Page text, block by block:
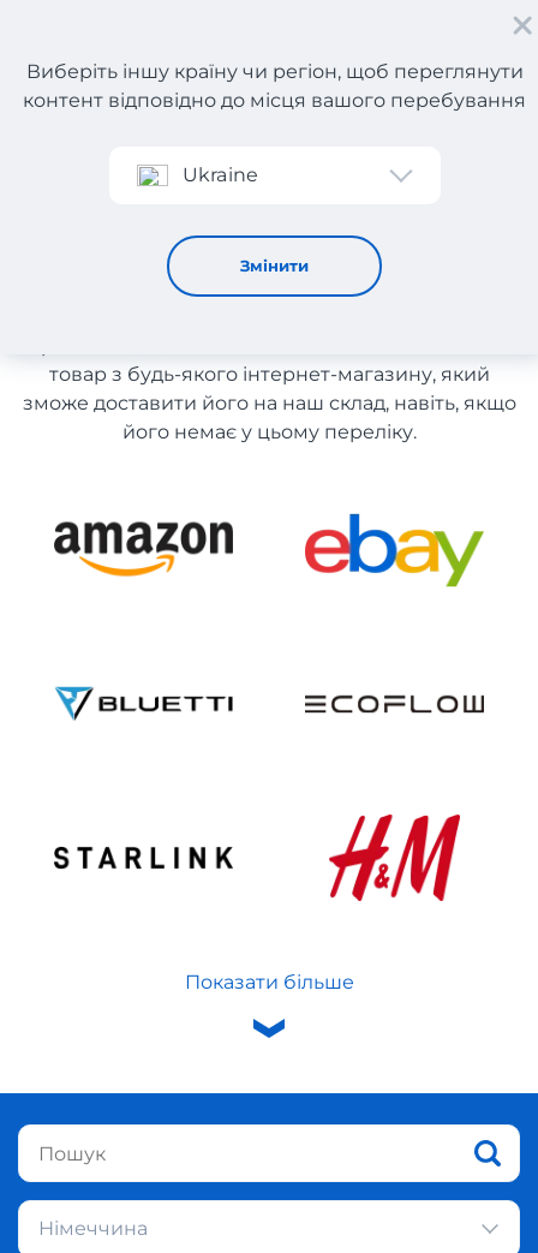
Реєстрація
Виберіть іншу країну чи регіон, щоб переглянути
контент відповідно до місця вашого перебування
Ukraine
Змінити
Дитячі товари з Німеччини
Дитячі товари з Німеччини
товар з будь-якого інтернет-магазину, який
зможе доставити його на наш склад, навіть, якщо
його немає у цьому переліку.
Показати більше
Німеччина